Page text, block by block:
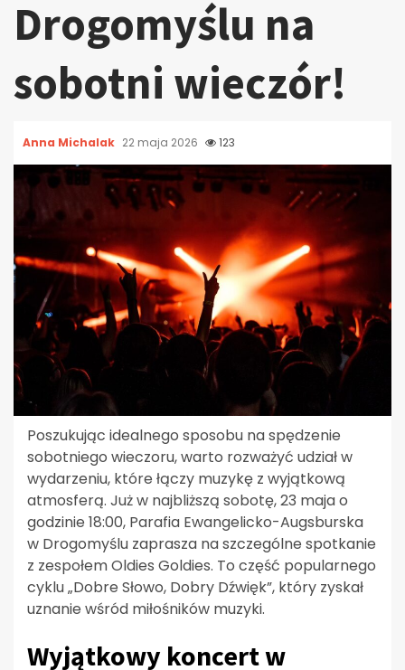
Drogomyślu na
sobotni wieczór!
Anna Michalak 22 maja 2026 123
Poszukując idealnego sposobu na spędzenie
sobotniego wieczoru, warto rozważyć udział w
wydarzeniu, które łączy muzykę z wyjątkową
atmosferą. Już w najbliższą sobotę, 23 maja o
godzinie 18:00, Parafia Ewangelicko-Augsburska
w Drogomyślu zaprasza na szczególne spotkanie
z zespołem Oldies Goldies. To część popularnego
cyklu „Dobre Słowo, Dobry Dźwięk”, który zyskał
uznanie wśród miłośników muzyki.
Wyjątkowy koncert w